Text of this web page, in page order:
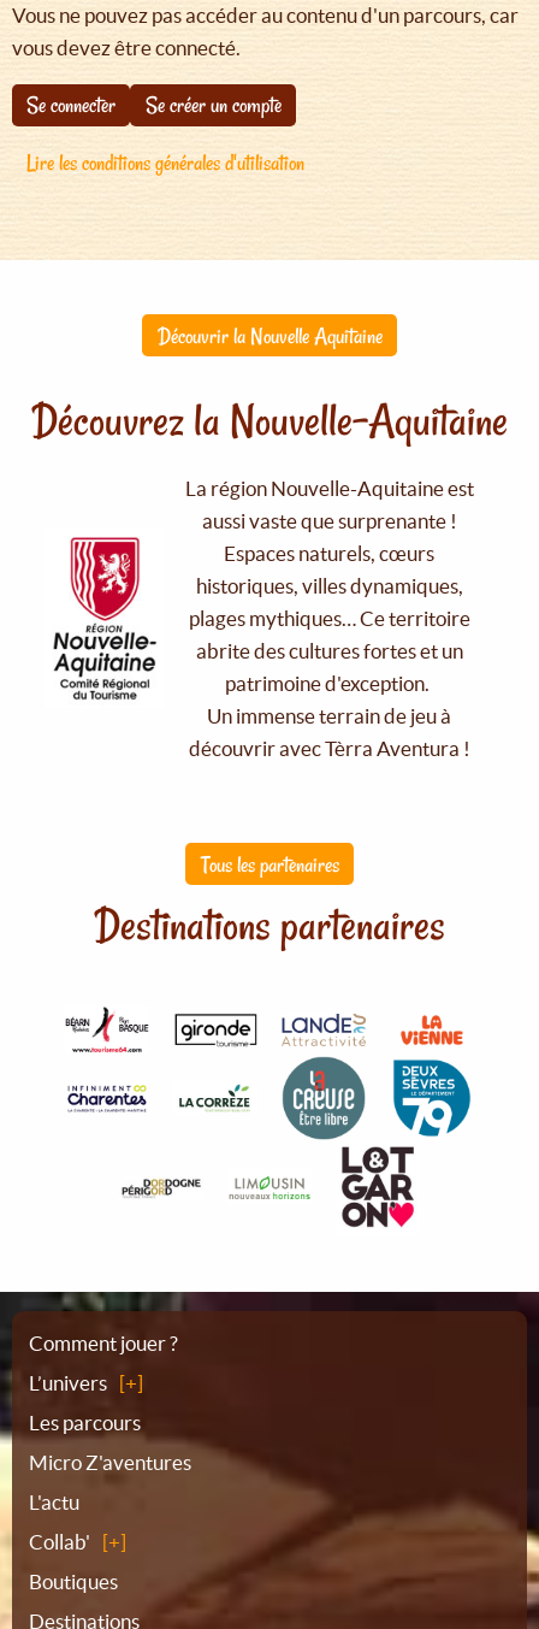
Vous ne pouvez pas accéder au contenu d'un parcours, car
vous devez être connecté.
Se connecter
Se créer un compte
Lire les conditions générales d'utilisation
Découvrir la Nouvelle Aquitaine
Découvrez la Nouvelle-Aquitaine
La région Nouvelle-Aquitaine est
aussi vaste que surprenante !
Espaces naturels, cœurs
historiques, villes dynamiques,
plages mythiques… Ce territoire
abrite des cultures fortes et un
patrimoine d'exception.
Un immense terrain de jeu à
découvrir avec Tèrra Aventura !
Tous les partenaires
Destinations partenaires
Plan
du
site
Comment jouer ?
L’univers
Les parcours
Micro Z'aventures
L'actu
Collab'
Boutiques
Destinations